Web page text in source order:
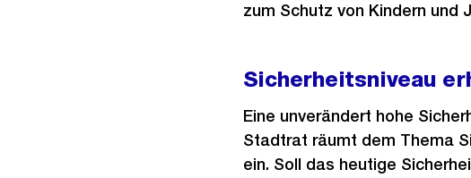
zum Schutz von Kindern und
Sicherheitsniveau
Eine unverändert hohe
Stadtrat räumt dem Thema
ein. Soll das heutige